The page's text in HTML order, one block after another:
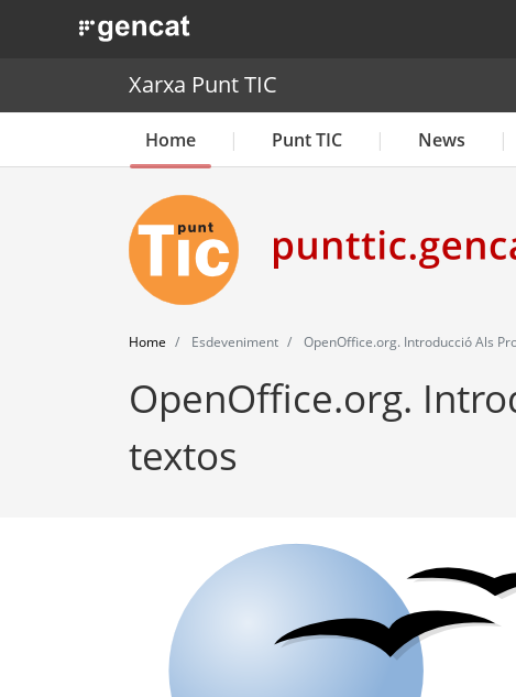
. Obre en una nova finestra.
Xarxa Punt TIC
Home Punt TIC News
Home Esdeveniment OpenOffice.org. Introducció Als
OpenOffice.org.
textos